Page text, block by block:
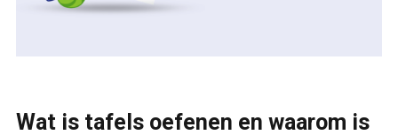
Wat is tafels oefenen en waarom is